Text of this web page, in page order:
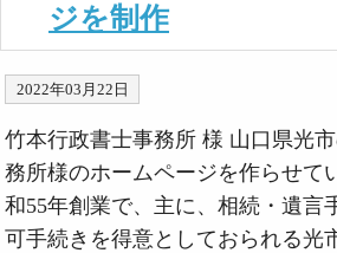
ジを制作
2022年03月22日
竹本行政書士事務所 様 山口県光
務所様のホームページを作らせて
和55年創業で、主に、相続・遺言
可手続きを得意としておられる光